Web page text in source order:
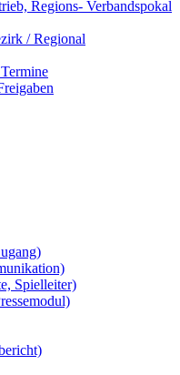
Regions- Verbandspokal
/ Regional
Spielleiter)